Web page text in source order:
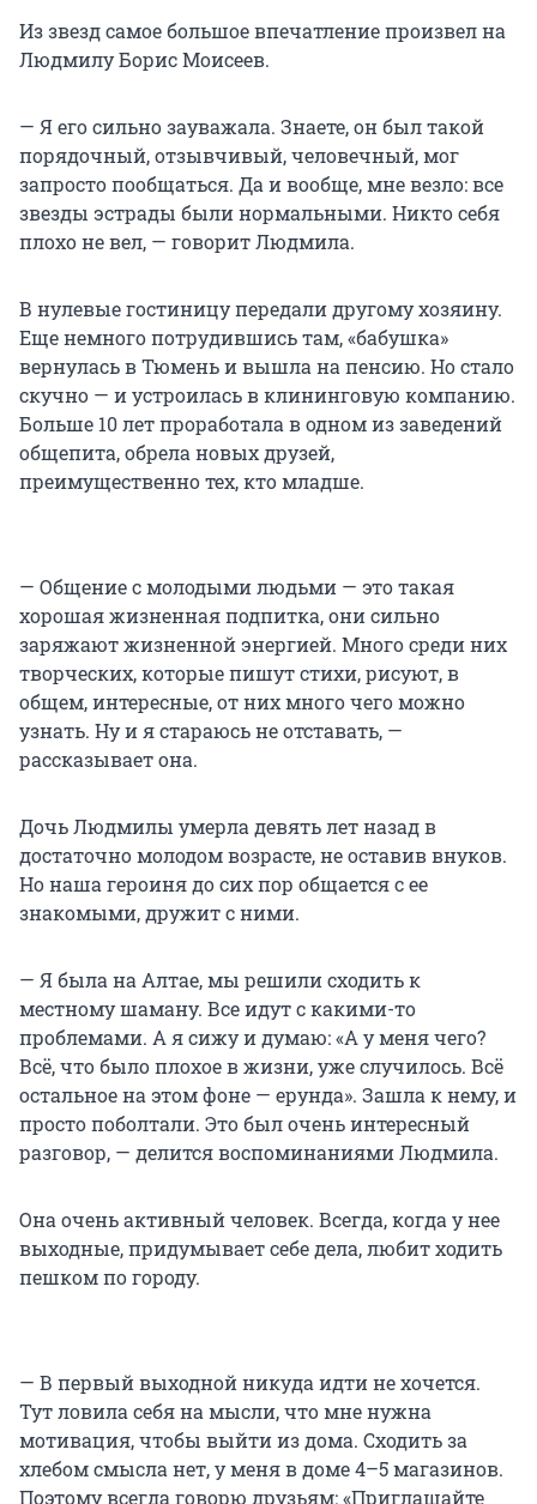
Из звезд самое большое впечатление произвел на
Людмилу Борис Моисеев.
— Я его сильно зауважала. Знаете, он был такой
порядочный, отзывчивый, человечный, мог
запросто пообщаться. Да и вообще, мне везло: все
звезды эстрады были нормальными. Никто себя
плохо не вел, — говорит Людмила.
В нулевые гостиницу передали другому хозяину.
Еще немного потрудившись там, «бабушка»
вернулась в Тюмень и вышла на пенсию. Но стало
скучно — и устроилась в клининговую компанию.
Больше 10 лет проработала в одном из заведений
общепита, обрела новых друзей,
преимущественно тех, кто младше.
— Общение с молодыми людьми — это такая
хорошая жизненная подпитка, они сильно
заряжают жизненной энергией. Много среди них
творческих, которые пишут стихи, рисуют, в
общем, интересные, от них много чего можно
узнать. Ну и я стараюсь не отставать, —
рассказывает она.
Дочь Людмилы умерла девять лет назад в
достаточно молодом возрасте, не оставив внуков.
Но наша героиня до сих пор общается с ее
знакомыми, дружит с ними.
— Я была на Алтае, мы решили сходить к
местному шаману. Все идут с какими-то
проблемами. А я сижу и думаю: «А у меня чего?
Всё, что было плохое в жизни, уже случилось. Всё
остальное на этом фоне — ерунда». Зашла к нему, и
просто поболтали. Это был очень интересный
разговор, — делится воспоминаниями Людмила.
Она очень активный человек. Всегда, когда у нее
выходные, придумывает себе дела, любит ходить
пешком по городу.
— В первый выходной никуда идти не хочется.
Тут ловила себя на мысли, что мне нужна
мотивация, чтобы выйти из дома. Сходить за
хлебом смысла нет, у меня в доме 4–5 магазинов.
Поэтому всегда говорю друзьям: «Приглашайте